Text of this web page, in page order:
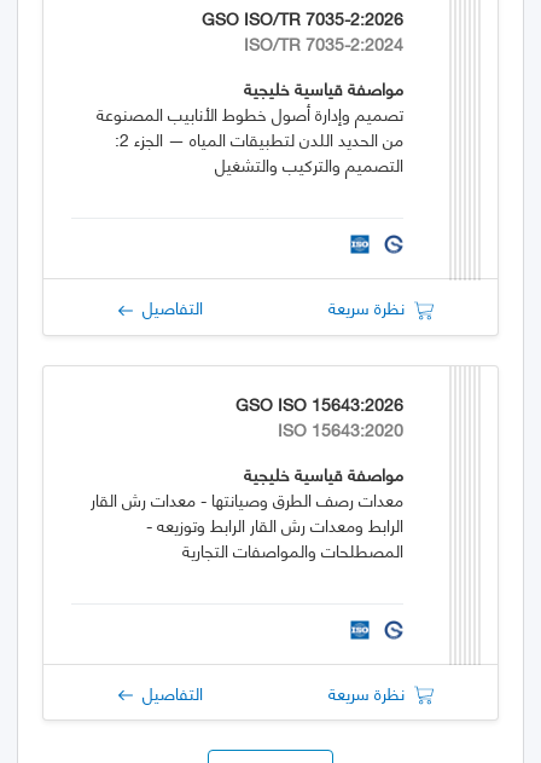
GSO ISO/TR 7035-2:2026
ISO/TR 7035-2:2024
مواصفة قياسية خليجية
تصميم وإدارة أصول خطوط الأنابيب المصنوعة
من الحديد اللدن لتطبيقات المياه — الجزء 2:
التصميم والتركيب والتشغيل
نظرة سريعة التفاصيل
GSO ISO 15643:2026
ISO 15643:2020
مواصفة قياسية خليجية
معدات رصف الطرق وصيانتها - معدات رش القار
الرابط ومعدات رش القار الرابط وتوزيعه -
المصطلحات والمواصفات التجارية
نظرة سريعة التفاصيل